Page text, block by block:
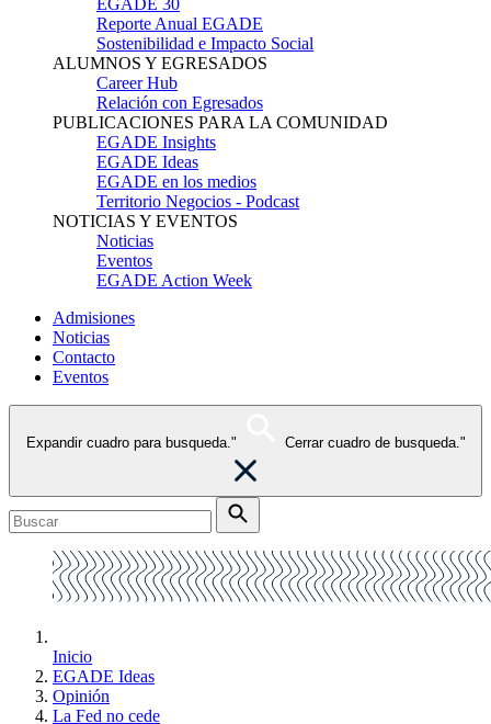
EGADE 30
Reporte Anual EGADE
Sostenibilidad e Impacto Social
ALUMNOS Y EGRESADOS
Career Hub
Relación con Egresados
PUBLICACIONES PARA LA COMUNIDAD
EGADE Insights
EGADE Ideas
EGADE en los medios
Territorio Negocios - Podcast
NOTICIAS Y EVENTOS
Noticias
Eventos
EGADE Action Week
Admisiones
Noticias
Contacto
Eventos
Expandir cuadro para busqueda." Cerrar cuadro de busqueda."
Inicio
EGADE Ideas
Opinión
La Fed no cede